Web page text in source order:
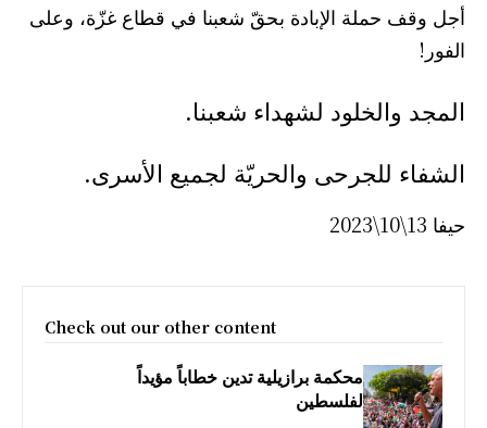
أجل وقف حملة الإبادة بحقّ شعبنا في قطاع غزّة، وعلى
الفور!
المجد والخلود لشهداء شعبنا.
الشفاء للجرحى والحريّة لجميع الأسرى.
حيفا 13\10\2023
Check out our other content
محكمة برازيلية تدين خطاباً مؤيداً
لفلسطين